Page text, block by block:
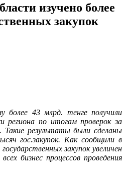
изучено более
закупок
более 43 млрд. тенге получили
региона по итогам проверок за
Такие результаты были сделаны
гос.закупок. Как сообщили в
закупок увеличен
бизнес процессов проведения